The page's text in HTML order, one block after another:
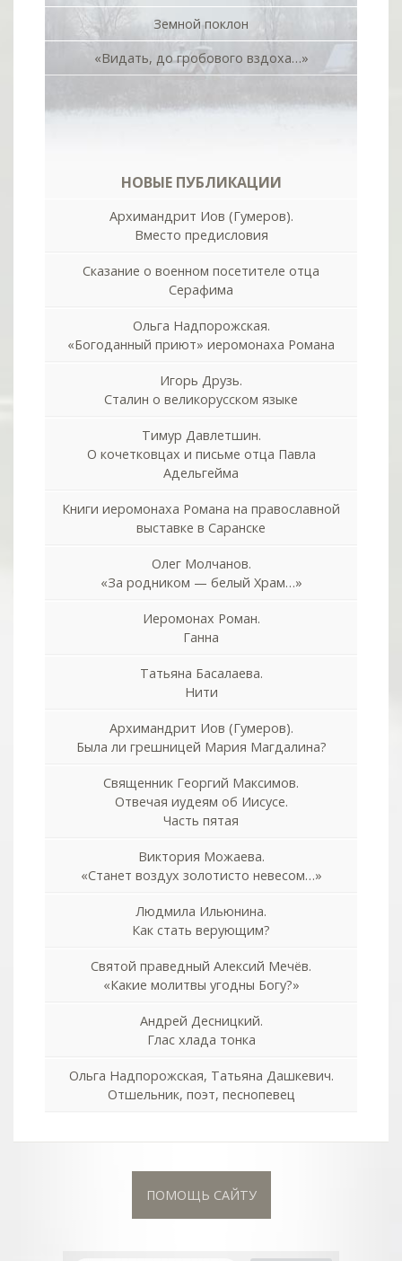
Земной поклон
«Видать, до гробового вздоха…»
НОВЫЕ ПУБЛИКАЦИИ
Архимандрит Иов (Гумеров).
Вместо предисловия
Сказание о военном посетителе отца
Серафима
Ольга Надпорожская.
«Богоданный приют» иеромонаха Романа
Игорь Друзь.
Сталин о великорусском языке
Тимур Давлетшин.
О кочетковцах и письме отца Павла
Адельгейма
Книги иеромонаха Романа на православной
выставке в Саранске
Олег Молчанов.
«За родником — белый Храм…»
Иеромонах Роман.
Ганна
Татьяна Басалаева.
Нити
Архимандрит Иов (Гумеров).
Была ли грешницей Мария Магдалина?
Священник Георгий Максимов.
Отвечая иудеям об Иисусе.
Часть пятая
Виктория Можаева.
«Станет воздух золотисто невесом…»
Людмила Ильюнина.
Как стать верующим?
Святой праведный Алексий Мечёв.
«Какие молитвы угодны Богу?»
Андрей Десницкий.
Глас хлада тонка
Ольга Надпорожская, Татьяна Дашкевич.
Отшельник, поэт, песнопевец
ПОМОЩЬ САЙТУ